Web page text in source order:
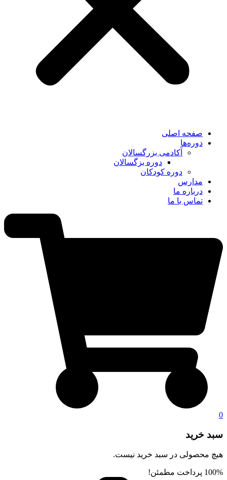
صفحه اصلی
دوره‌ها
آکادمی بزرگسالان
دوره بزگسالان
دوره کودکان
مدارس
درباره ما
تماس با ما
0
سبد خرید
هیچ محصولی در سبد خرید نیست.
100% پرداخت مطمئن!